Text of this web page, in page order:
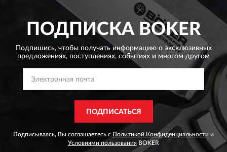
ПОДПИСКА BOKER
Подпишись, чтобы получать информацию о эксклюзивных
предложениях, поступлениях, событиях и многом другом
ПОДПИСАТЬСЯ
Подписываясь, Вы соглашаетесь с Политикой Конфиденциальности и
Условиями пользования BOKER